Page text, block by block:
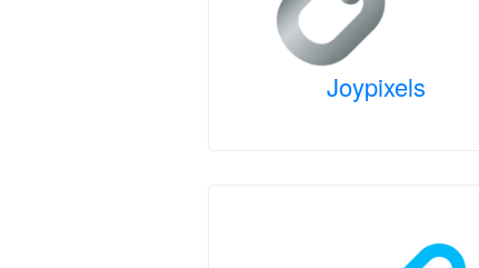
Joypixels